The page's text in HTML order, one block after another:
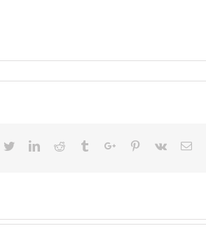
TwitterLinkedinReddit TumblrGoogle+Pinterest
Vk